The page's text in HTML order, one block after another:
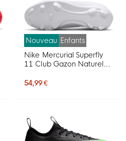
Nouveau Enfants
Nike Mercurial Superfly
11 Club Gazon Naturel
Foot (MG) Enfants Blanc
54,99 €